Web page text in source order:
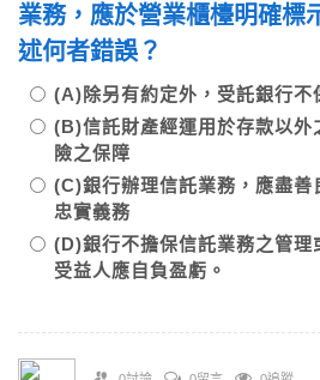
業務，應於營業櫃檯明確標
述何者錯誤？
(A)除另有約定外，受託銀行不
(B)信託財產經運用於存款以外
險之保障
(C)銀行辦理信託業務，應盡善
忠實義務
(D)銀行不擔保信託業務之管理
受益人應自負盈虧。